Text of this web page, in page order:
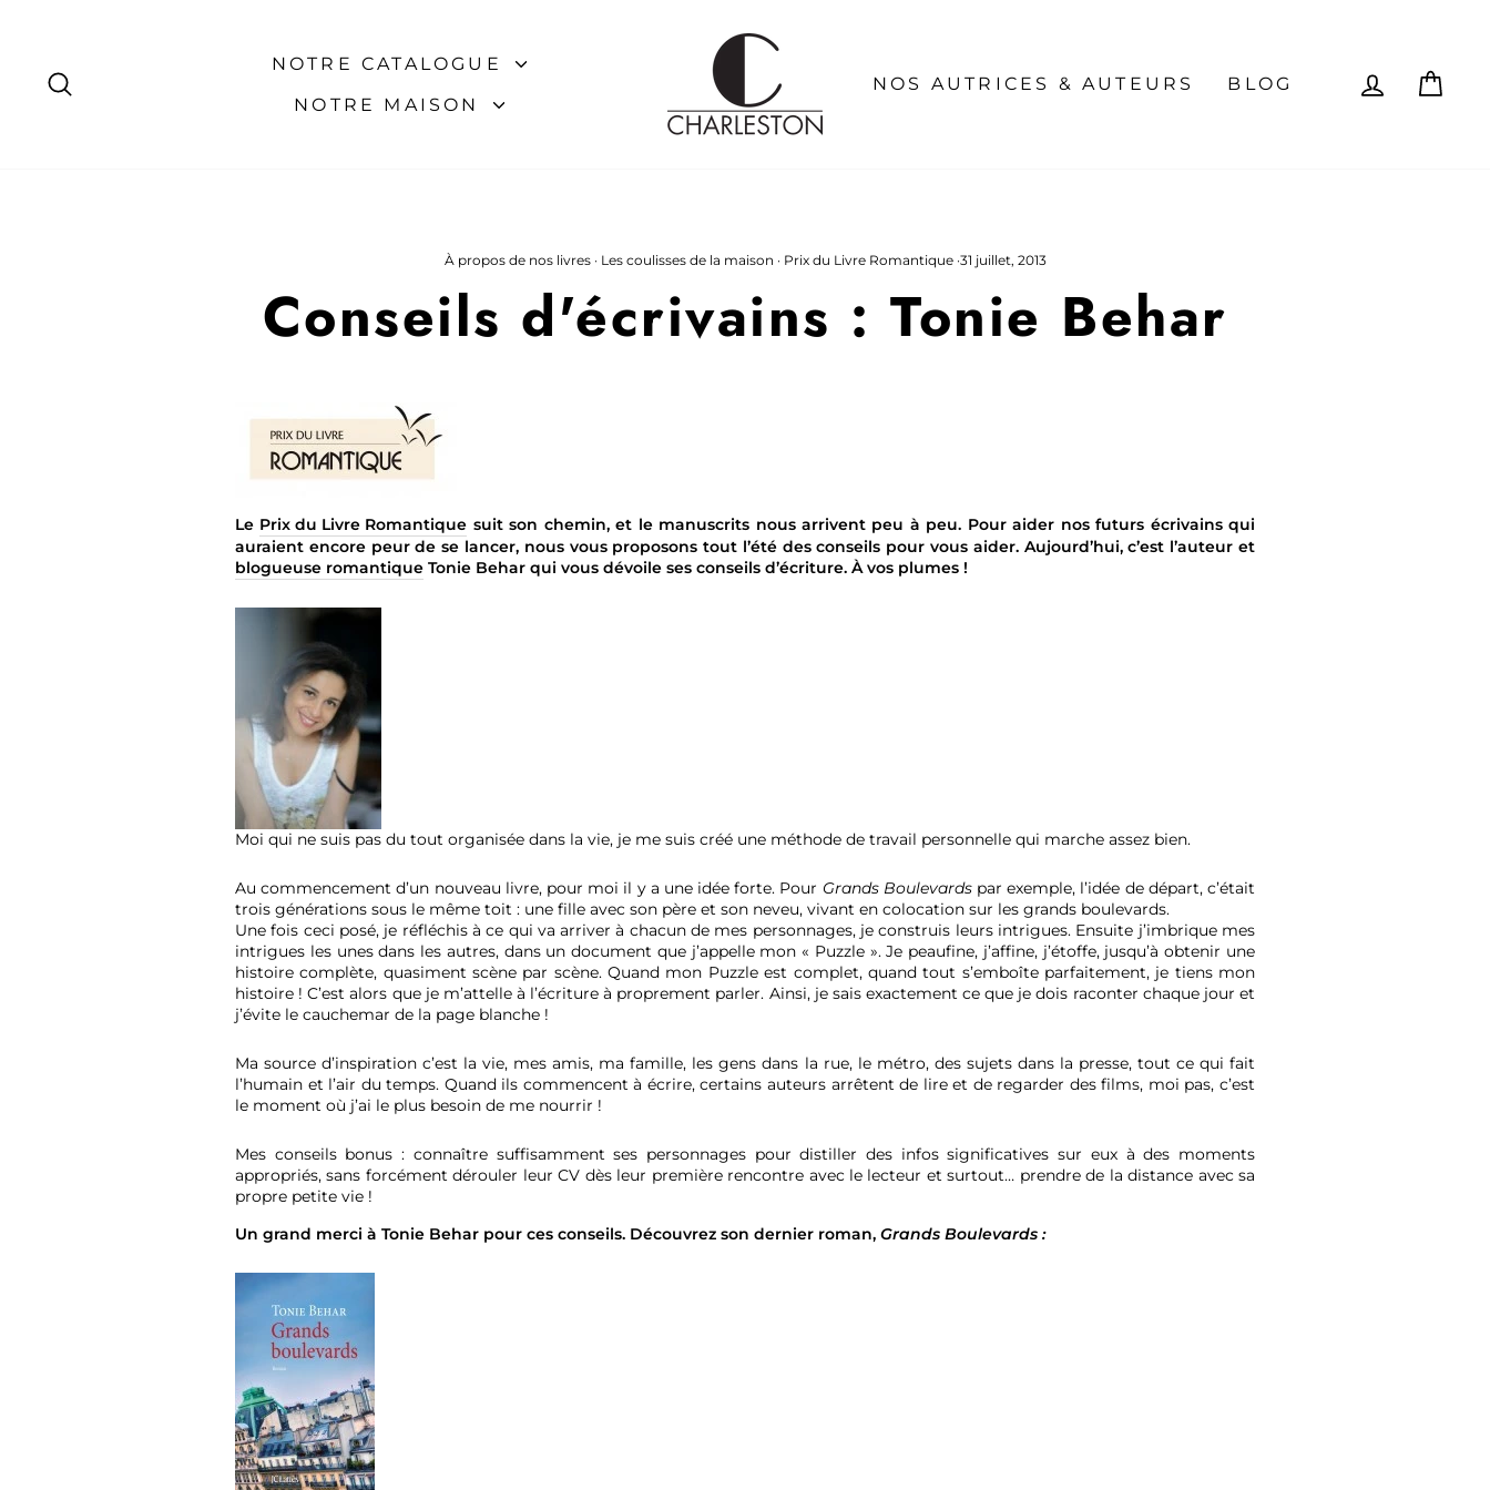
NOTRE CATALOGUE
NOTRE MAISON
NOS AUTRICES & AUTEURS BLOG SE
À propos de nos livres· Les coulisses de la maison · Prix du Livre Romantique·31 juillet, 2013
Conseils d'écrivains : Tonie Behar
Le Prix du Livre Romantique suit son chemin, et le manuscrits nous arrivent peu à peu. Pour aider nos futurs écrivains qui
auraient encore peur de se lancer, nous vous proposons tout l’été des conseils pour vous aider. Aujourd’hui, c’est l’auteur et
blogueuse romantique Tonie Behar qui vous dévoile ses conseils d’écriture. À vos plumes !
Moi qui ne suis pas du tout organisée dans la vie, je me suis créé une méthode de travail personnelle qui marche assez bien.
Au commencement d’un nouveau livre, pour moi il y a une idée forte. Pour Grands Boulevardspar exemple, l’idée de départ, c’était
trois générations sous le même toit : une fille avec son père et son neveu, vivant en colocation sur les grands boulevards.
Une fois ceci posé, je réfléchis à ce qui va arriver à chacun de mes personnages, je construis leurs intrigues. Ensuite j’imbrique mes
intrigues les unes dans les autres, dans un document que j’appelle mon « Puzzle ». Je peaufine, j’affine, j’étoffe, jusqu’à obtenir une
histoire complète, quasiment scène par scène. Quand mon Puzzle est complet, quand tout s’emboîte parfaitement, je tiens mon
histoire ! C’est alors que je m’attelle à l’écriture à proprement parler. Ainsi, je sais exactement ce que je dois raconter chaque jour et
j’évite le cauchemar de la page blanche !
Ma source d’inspiration c’est la vie, mes amis, ma famille, les gens dans la rue, le métro, des sujets dans la presse, tout ce qui fait
l’humain et l’air du temps. Quand ils commencent à écrire, certains auteurs arrêtent de lire et de regarder des films, moi pas, c’est
le moment où j’ai le plus besoin de me nourrir !
Mes conseils bonus : connaître suffisamment ses personnages pour distiller des infos significatives sur eux à des moments
appropriés, sans forcément dérouler leur CV dès leur première rencontre avec le lecteur et surtout… prendre de la distance avec sa
propre petite vie !
Un grand merci à Tonie Behar pour ces conseils. Découvrez son dernier roman, Grands Boulevards :